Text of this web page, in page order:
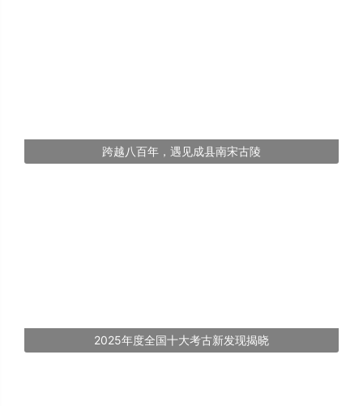
跨越八百年，遇见成县南宋古陵
2025年度全国十大考古新发现揭晓